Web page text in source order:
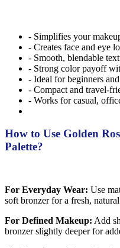
- Simplifies your
- Creates face and eye
- Smooth, blendable
- Strong color payoff
- Ideal for beginners
- Compact and travel-
- Works for casual,
How to Use Golden
Palette?
For Everyday Wear: Use
soft bronzer for a fresh,
For Defined Makeup: Add
bronzer slightly deeper for